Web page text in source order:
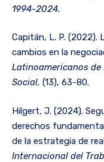
1994-2024.
Capitán, L. P. (2022).
cambios en la
Latinoamericanos de
Social, (13), 63-80.
Hilgert, J. (2024).
derechos
de la estrategia de
Internacional del